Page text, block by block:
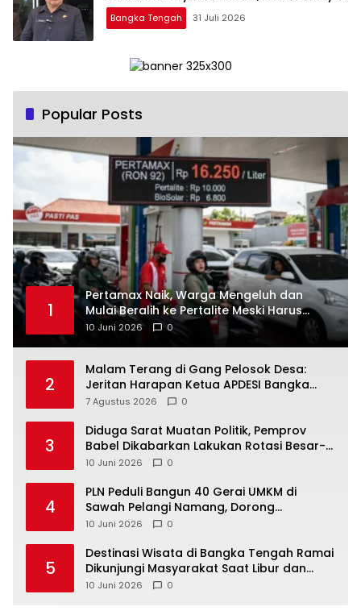
Bangka Tengah 31 Juli 2026
Popular Posts
1
‎Pertamax Naik, Warga Mengeluh dan
Mulai Beralih ke Pertalite Meski Harus
10 Juni 2026 0
2
Malam Terang di Gang Pelosok Desa:
Jeritan Harapan Ketua APDESI Bangka
Tengah untuk PLN Babel
7 Agustus 2026 0
3
‎Diduga Sarat Muatan Politik, Pemprov
Babel Dikabarkan Lakukan Rotasi Besar-
10 Juni 2026 0
4
‎PLN Peduli Bangun 40 Gerai UMKM di
Sawah Pelangi Namang, Dorong
10 Juni 2026 0
5
‎Destinasi Wisata di Bangka Tengah Ramai
Dikunjungi Masyarakat Saat Libur dan
Akhir Pekan
10 Juni 2026 0